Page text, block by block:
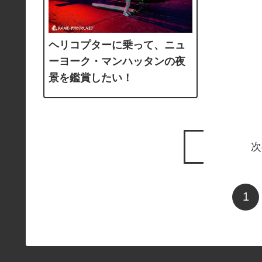
ヘリコプターに乗って、ニュ
ーヨーク・マンハッタンの夜
景を鑑賞したい！
1